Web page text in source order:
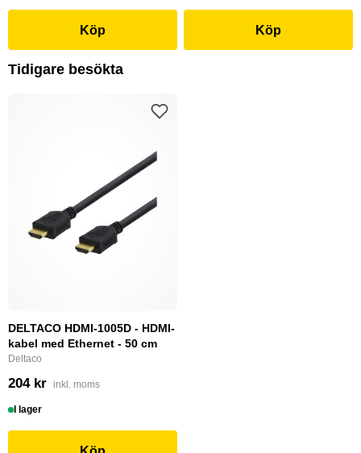
Köp Köp
Tidigare besökta
DELTACO HDMI-1005D - HDMI-
kabel med Ethernet - 50 cm
Deltaco
204 kr inkl. moms
I lager